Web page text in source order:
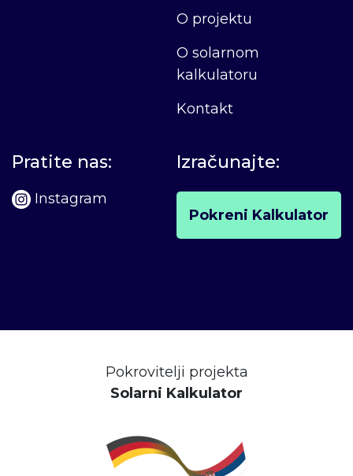
O projektu
O solarnom
kalkulatoru
Kontakt
Pratite nas:
Instagram
Izračunajte:
Pokreni Kalkulator
Pokrovitelji projekta
Solarni Kalkulator